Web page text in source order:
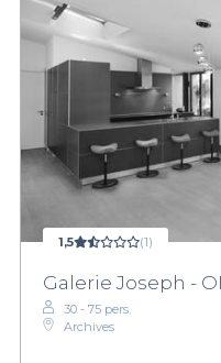
1,5 (1)
Galerie Joseph -
30 - 75 pers.
Archives